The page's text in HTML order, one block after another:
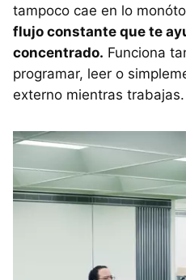
tampoco cae en lo
flujo constante que te
concentrado. Funciona
programar, leer o
externo mientras trabajas.